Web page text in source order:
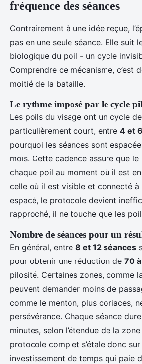
fréquence des séances
Contrairement à une idée reçue,
pas en une seule séance. Elle suit
biologique du poil - un cycle
Comprendre ce mécanisme, c’est
moitié de la bataille.
Le rythme imposé par le cycle
Les poils du visage ont un cycle
particulièrement court, entre 4 et
pourquoi les séances sont
mois. Cette cadence assure que
chaque poil au moment où il est
celle où il est visible et connecté à
espacé, le protocole devient
rapproché, il ne touche que les
Nombre de séances pour un
En général, entre 8 et 12 séances
pour obtenir une réduction de 70
pilosité. Certaines zones, comme
peuvent demander moins de
comme le menton, plus coriaces,
persévérance. Chaque séance
minutes, selon l’étendue de la
protocole complet s’étale donc
investissement de temps qui paie